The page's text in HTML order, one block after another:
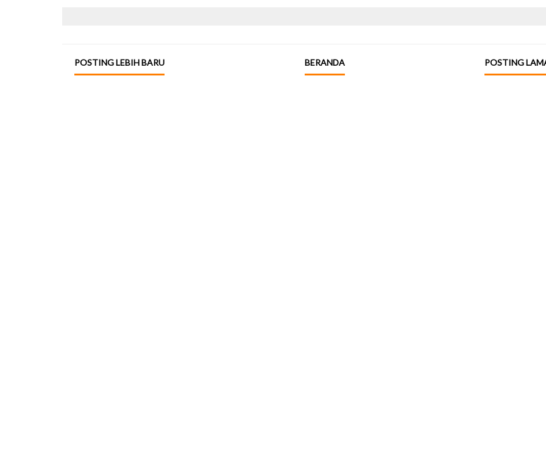
POSTING LEBIH BARU POSTING
BERANDA